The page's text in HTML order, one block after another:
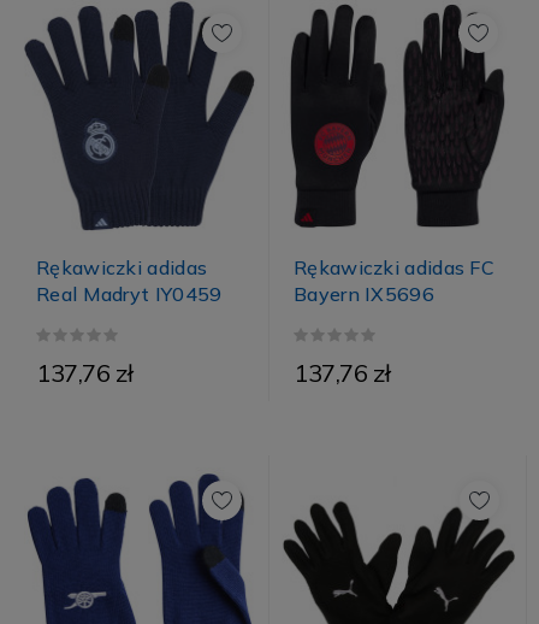
Rękawiczki adidas
Real Madryt IY0459
137,76 zł
Rękawiczki adidas FC
Bayern IX5696
137,76 zł